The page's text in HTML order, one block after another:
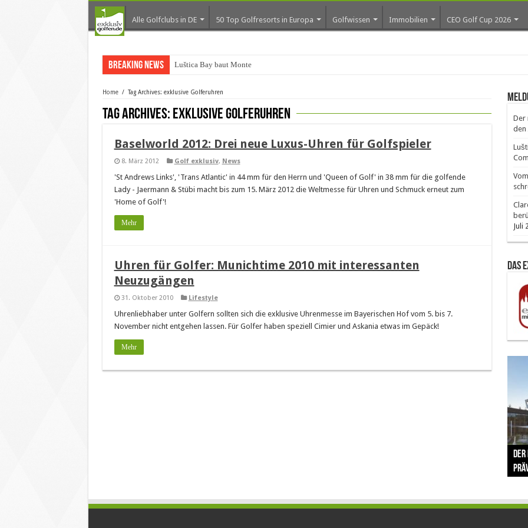
Alle Golfclubs in DE 50 Top Golfresorts in Europa Golfwissen Immobilien CEO Golf Cup 2026
Breaking News Luštica Bay baut Montenegros e
Home / Tag Archives: exklusive Golferuhren
Tag Archives: exklusive Golferuhren
Baselworld 2012: Drei neue Luxus-Uhren für Golfspieler
8. März 2012 Golf exklusiv, News
'St Andrews Links', 'Trans Atlantic' in 44 mm für den Herrn und 'Queen of Golf' in 38 mm für die golfende
Lady - Jaermann & Stübi macht bis zum 15. März 2012 die Weltmesse für Uhren und Schmuck erneut zum
'Home of Golf'!
Mehr
Uhren für Golfer: Munichtime 2010 mit interessanten
Neuzugängen
31. Oktober 2010 Lifestyle
Uhrenliebhaber unter Golfern sollten sich die exklusive Uhrenmesse im Bayerischen Hof vom 5. bis 7.
November nicht entgehen lassen. Für Golfer haben speziell Cimier und Askania etwas im Gepäck!
Mehr
Der
den
Juli
Das
The